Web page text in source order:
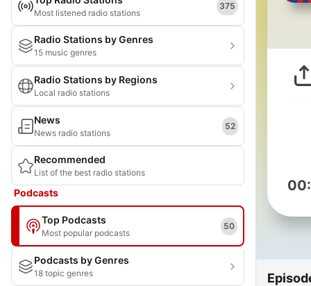
Most listened radio stations
375
Radio Stations by Genres
15 music genres
Radio Stations by Regions
Local radio stations
News
News radio stations
52
Recommended
List of the best radio stations
Podcasts
Top Podcasts
Most popular podcasts
50
Podcasts by Genres
18 topic genres